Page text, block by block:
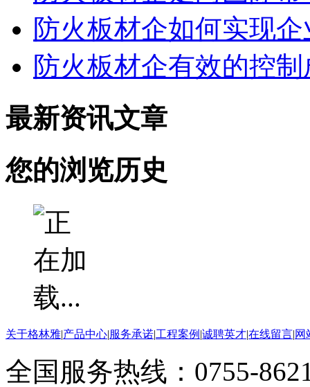
防火板材企如何实现
防火板材企有效的控
最新资讯文章
您的浏览历史
关于格林雅|产品中心|服务承诺|工程案例 |诚聘英才|在线留言|网
全国服务热线：0755-